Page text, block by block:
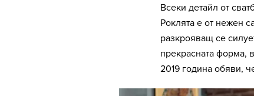
Всеки детайл от
Роклята е от нежен
разкрояващ се
прекрасната форма,
2019 година обяви,